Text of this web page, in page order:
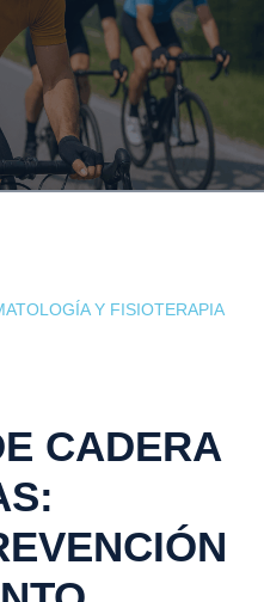
Y FISIOTERAPIA
CADERA